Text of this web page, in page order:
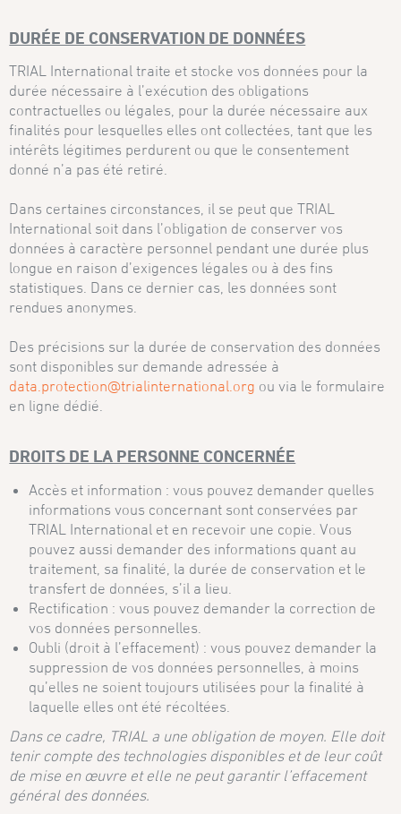
DURÉE DE CONSERVATION DE DONNÉES
TRIAL International traite et stocke vos données pour la
durée nécessaire à l’exécution des obligations
contractuelles ou légales, pour la durée nécessaire aux
finalités pour lesquelles elles ont collectées, tant que les
intérêts légitimes perdurent ou que le consentement
donné n’a pas été retiré.
Dans certaines circonstances, il se peut que TRIAL
International soit dans l’obligation de conserver vos
données à caractère personnel pendant une durée plus
longue en raison d’exigences légales ou à des fins
statistiques. Dans ce dernier cas, les données sont
rendues anonymes.
Des précisions sur la durée de conservation des données
sont disponibles sur demande adressée à
data.protection@trialinternational.org ou via le formulaire
en ligne dédié.
DROITS DE LA PERSONNE CONCERNÉE
Accès et information : vous pouvez demander quelles
informations vous concernant sont conservées par
TRIAL International et en recevoir une copie. Vous
pouvez aussi demander des informations quant au
traitement, sa finalité, la durée de conservation et le
transfert de données, s’il a lieu.
Rectification : vous pouvez demander la correction de
vos données personnelles.
Oubli (droit à l’effacement) : vous pouvez demander la
suppression de vos données personnelles, à moins
qu’elles ne soient toujours utilisées pour la finalité à
laquelle elles ont été récoltées.
Dans ce cadre, TRIAL a une obligation de moyen. Elle doit
tenir compte des technologies disponibles et de leur coût
de mise en œuvre et elle ne peut garantir l’effacement
général des données.